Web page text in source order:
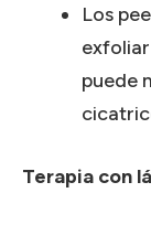
Los
puede
Terapia con